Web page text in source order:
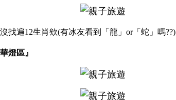
找遍12生肖欸(有冰友看到「龍」or「蛇」嗎??)
燈區』